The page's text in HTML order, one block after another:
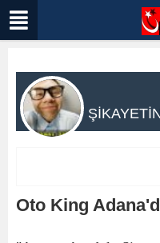
Oto King